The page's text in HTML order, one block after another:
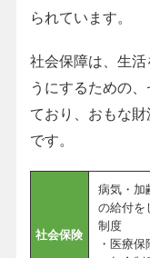
られています。
社会保障は、生
うにするための
ており、おもな
です。
社会保険
病気・加
の給付を
制度
・医療保